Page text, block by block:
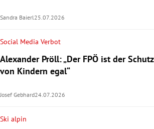
Sandra Baierl 25.07.2026
Social Media Verbot
Alexander Pröll: „Der FPÖ ist der Schutz
von Kindern egal“
Josef Gebhard24.07.2026
Ski alpin